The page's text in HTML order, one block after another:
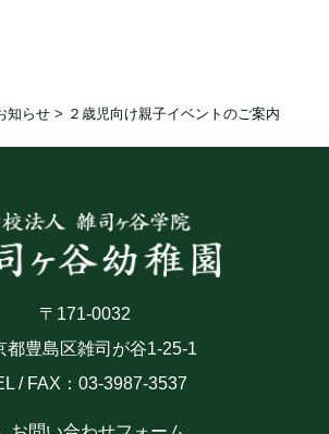
知らせ > ２歳児向け親子イベントのご案内
〒171-0032
都豊島区雑司が谷1-25-1
/ FAX：03-3987-3537